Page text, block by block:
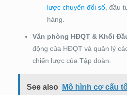
lược chuyển đổi số, đầu
hàng.
Văn phòng HĐQT & Khối
động của HĐQT và quản lý
chiến lược của Tập đoàn.
See also
Mô hình cơ cấu